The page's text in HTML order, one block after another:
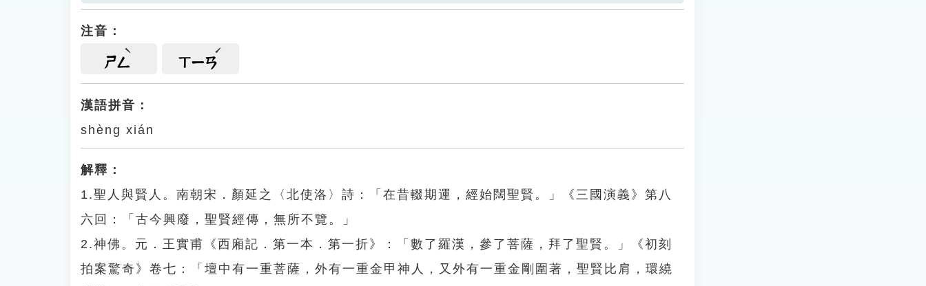
注音：
ㄕㄥ ㄒㄧㄢ
漢語拼音：
shèng xián
解釋：
1.聖人與賢人。南朝宋．顏延之〈北使洛〉詩：「在昔輟期運，經始闊聖賢。」《三國演義》第八
六回：「古今興廢，聖賢經傳，無所不覽。」
2.神佛。元．王實甫《西廂記．第一本．第一折》：「數了羅漢，參了菩薩，拜了聖賢。」《初刻
拍案驚奇》卷七：「壇中有一重菩薩，外有一重金甲神人，又外有一重金剛圍著，聖賢比肩，環繞